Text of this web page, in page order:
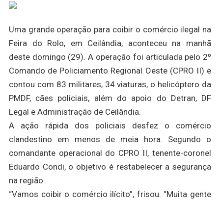
Uma grande operação para coibir o comércio ilegal na
Feira do Rolo, em Ceilândia, aconteceu na manhã
deste domingo (29). A operação foi articulada pelo 2º
Comando de Policiamento Regional Oeste (CPRO II) e
contou com 83 militares, 34 viaturas, o helicóptero da
PMDF, cães policiais, além do apoio do Detran, DF
Legal e Administração de Ceilândia.
A ação rápida dos policiais desfez o comércio
clandestino em menos de meia hora. Segundo o
comandante operacional do CPRO II, tenente-coronel
Eduardo Condi, o objetivo é restabelecer a segurança
na região.
“Vamos coibir o comércio ilícito”, frisou. “Muita gente